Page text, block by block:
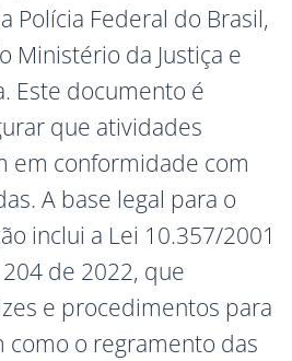
Polícia Federal do Brasil,
Ministério da Justiça e
Este documento é
que atividades
em conformidade com
A base legal para o
inclui a Lei 10.357/2001
204 de 2022, que
e procedimentos para
como o regramento das